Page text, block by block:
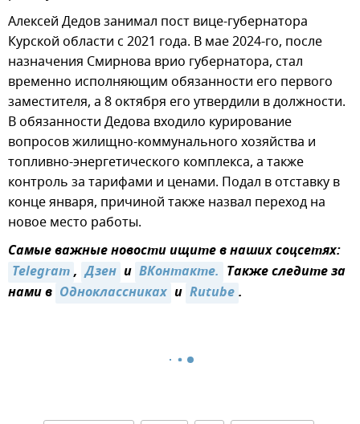
Алексей Дедов занимал пост вице-губернатора
Курской области с 2021 года. В мае 2024-го, после
назначения Смирнова врио губернатора, стал
временно исполняющим обязанности его первого
заместителя, а 8 октября его утвердили в должности.
В обязанности Дедова входило курирование
вопросов жилищно-коммунального хозяйства и
топливно-энергетического комплекса, а также
контроль за тарифами и ценами. Подал в отставку в
конце января, причиной также назвал переход на
новое место работы.
Самые важные новости ищите в наших соцсетях:
Telegram, Дзен и ВКонтакте. Также следите за
нами в Одноклассниках и Rutube.